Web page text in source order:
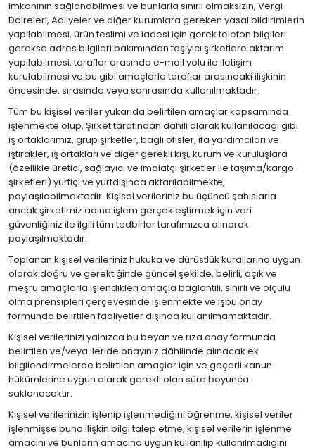
imkanının sağlanabilmesi ve bunlarla sınırlı olmaksızın, Vergi
Daireleri, Adliyeler ve diğer kurumlara gereken yasal bildirimlerin
yapılabilmesi, ürün teslimi ve iadesi için gerek telefon bilgileri
gerekse adres bilgileri bakımından taşıyıcı şirketlere aktarım
yapılabilmesi, taraflar arasında e-mail yolu ile iletişim
kurulabilmesi ve bu gibi amaçlarla taraflar arasındaki ilişkinin
öncesinde, sırasında veya sonrasında kullanılmaktadır.
Tüm bu kişisel veriler yukarıda belirtilen amaçlar kapsamında
işlenmekte olup, Şirket tarafından dâhili olarak kullanılacağı gibi
iş ortaklarımız, grup şirketler, bağlı ofisler, ifa yardımcıları ve
iştirakler, iş ortakları ve diğer gerekli kişi, kurum ve kuruluşlara
(özellikle üretici, sağlayıcı ve imalatçı şirketler ile taşıma/kargo
şirketleri) yurtiçi ve yurtdışında aktarılabilmekte,
paylaşılabilmektedir. Kişisel verileriniz bu üçüncü şahıslarla
ancak şirketimiz adına işlem gerçekleştirmek için veri
güvenliğiniz ile ilgili tüm tedbirler tarafımızca alınarak
paylaşılmaktadır.
Toplanan kişisel verileriniz hukuka ve dürüstlük kurallarına uygun
olarak doğru ve gerektiğinde güncel şekilde, belirli, açık ve
meşru amaçlarla işlendikleri amaçla bağlantılı, sınırlı ve ölçülü
olma prensipleri çerçevesinde işlenmekte ve işbu onay
formunda belirtilen faaliyetler dışında kullanılmamaktadır.
Kişisel verilerinizi yalnızca bu beyan ve rıza onay formunda
belirtilen ve/veya ileride onayınız dâhilinde alınacak ek
bilgilendirmelerde belirtilen amaçlar için ve geçerli kanun
hükümlerine uygun olarak gerekli olan süre boyunca
saklanacaktır.
Kişisel verilerinizin işlenip işlenmediğini öğrenme, kişisel veriler
işlenmişse buna ilişkin bilgi talep etme, kişisel verilerin işlenme
amacını ve bunların amacına uygun kullanılıp kullanılmadığını